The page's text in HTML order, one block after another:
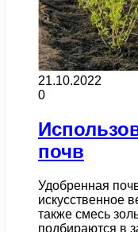
21.10.2022
0
почв
Удобренная
искусственное
также смесь
подбираются в